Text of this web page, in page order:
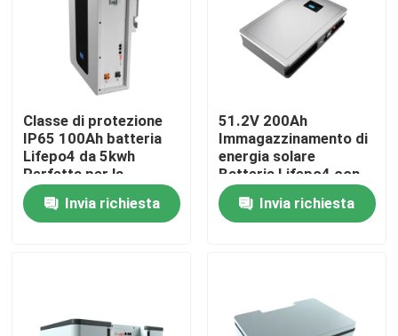
Fatory Tour
Contattaci
notizie
Batteria dello ione LiFePO4 del litio
Classe di protezione
IP65 100Ah batteria
Lifepo4 da 5kwh
Perfetta per la
conservazione
dell'energia batteria
ESS
Invia richiesta
51.2V 200Ah
Immagazzinamento di
energia solare
Batteria Lifepo4 con
potenza nominale
10.24KWh 95%DOD
Invia richiesta